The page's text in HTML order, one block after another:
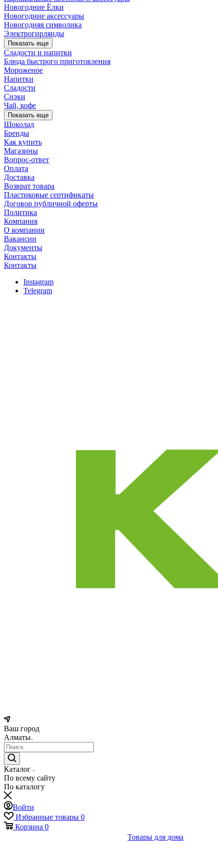
Новогодние Ёлки
Новогодние аксессуары
Новогодняя символика
Электрогирлянды
Показать еще
Сладости и напитки
Блюда быстрого приготовления
Мороженое
Напитки
Сладости
Снэки
Чай, кофе
Показать еще
Шоколад
Бренды
Как купить
Магазины
Вопрос-ответ
Оплата
Доставка
Возврат товара
Пластиковые сертификаты
Договор публичной оферты
Политика
Компания
О компании
Вакансии
Документы
Контакты
Контакты
Instagram
Telegram
Ваш город
Алматы
Каталог
По всему сайту
По каталогу
Войти
Избранные товары 0
Корзина 0
Товары для дома